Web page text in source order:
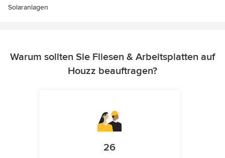
Solaranlagen
Warum sollten Sie Fliesen & Arbeitsplatten auf
Houzz beauftragen?
26